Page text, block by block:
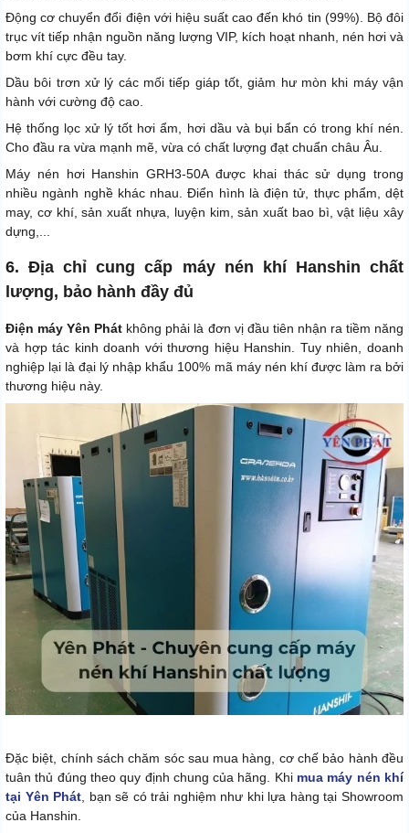
Động cơ chuyển đổi điện với hiệu suất cao đến khó tin (99%). Bộ đôi
trục vít tiếp nhận nguồn năng lượng VIP, kích hoạt nhanh, nén hơi và
bơm khí cực đều tay.
Dầu bôi trơn xử lý các mối tiếp giáp tốt, giảm hư mòn khi máy vận
hành với cường độ cao.
Hệ thống lọc xử lý tốt hơi ẩm, hơi dầu và bụi bẩn có trong khí nén.
Cho đầu ra vừa mạnh mẽ, vừa có chất lượng đạt chuẩn châu Âu.
Máy nén hơi Hanshin GRH3-50A được khai thác sử dụng trong
nhiều ngành nghề khác nhau. Điển hình là điện tử, thực phẩm, dệt
may, cơ khí, sản xuất nhựa, luyện kim, sản xuất bao bì, vật liệu xây
dựng,...
6. Địa chỉ cung cấp máy nén khí Hanshin chất
lượng, bảo hành đầy đủ
Điện máy Yên Phát không phải là đơn vị đầu tiên nhận ra tiềm năng
và hợp tác kinh doanh với thương hiệu Hanshin. Tuy nhiên, doanh
nghiệp lại là đại lý nhập khẩu 100% mã máy nén khí được làm ra bởi
thương hiệu này.
Đặc biệt, chính sách chăm sóc sau mua hàng, cơ chế bảo hành đều
tuân thủ đúng theo quy định chung của hãng. Khi mua máy nén khí
tại Yên Phát , bạn sẽ có trải nghiệm như khi lựa hàng tại Showroom
của Hanshin.